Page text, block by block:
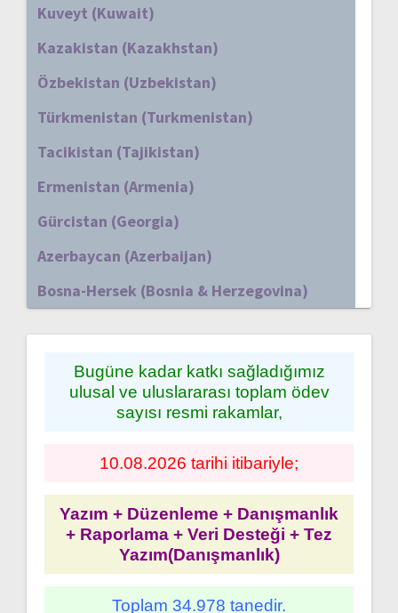
Kuveyt (Kuwait)
Kazakistan (Kazakhstan)
Özbekistan (Uzbekistan)
Türkmenistan (Turkmenistan)
Tacikistan (Tajikistan)
Ermenistan (Armenia)
Gürcistan (Georgia)
Azerbaycan (Azerbaijan)
Bosna-Hersek (Bosnia & Herzegovina)
Bugüne kadar katkı sağladığımız
ulusal ve uluslararası toplam ödev
sayısı resmi rakamlar,
10.08.2026 tarihi itibariyle;
Yazım + Düzenleme + Danışmanlık
+ Raporlama + Veri Desteği + Tez
Yazım(Danışmanlık)
Toplam 34.978 tanedir.